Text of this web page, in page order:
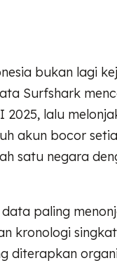
bukan lagi
Surfshark
lalu
akun bocor
satu negara
paling
kronologi
diterapkan